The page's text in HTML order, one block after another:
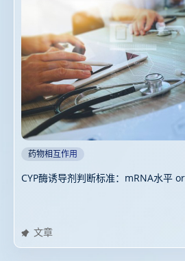
药物相互作用
CYP酶诱导剂判断标准：mRNA水平
文章